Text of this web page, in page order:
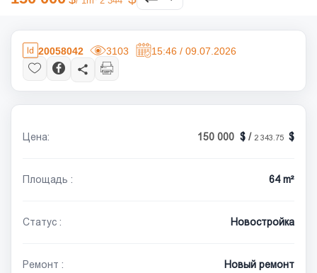
20058042 3103 15:46 / 09.07.2026
Цена: 150 000 / 2 343.75
Площадь : 64 m²
Статус : Новостройка
Ремонт : Новый ремонт